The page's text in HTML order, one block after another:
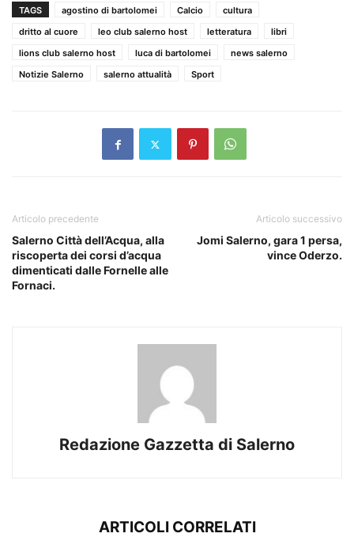
TAGS agostino di bartolomei Calcio
cultura
dritto al cuore
leo club salerno host letteratura
libri
lions club salerno host
luca di bartolomei
news salerno
Notizie Salerno
salerno attualità Sport
Articolo precedente
Salerno Città dell’Acqua, alla
riscoperta dei corsi d’acqua
dimenticati dalle Fornelle alle
Fornaci.
Articolo successivo
Jomi Salerno, gara 1 persa,
vince Oderzo.
Redazione Gazzetta di Salerno
ARTICOLI CORRELATI